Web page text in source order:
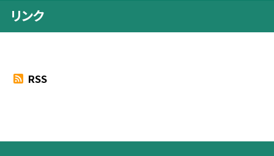
リンク
RSS